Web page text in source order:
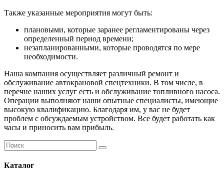
Также указанные мероприятия могут быть:
плановыми, которые заранее регламентированы через
определенный период времени;
незапланированными, которые проводятся по мере
необходимости.
Наша компания осуществляет различный ремонт и
обслуживание автокрановой спецтехники. В том числе, в
перечне наших услуг есть и обслуживание топливного насоса.
Операции выполняют наши опытные специалисты, имеющие
высокую квалификацию. Благодаря им, у вас не будет
проблем с обсуждаемым устройством. Все будет работать как
часы и приносить вам прибыль.
Каталог